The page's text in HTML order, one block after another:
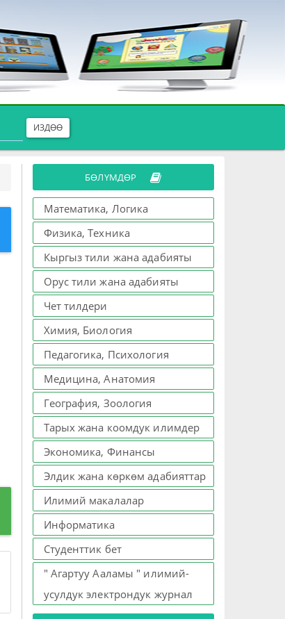
ИЗДӨӨ
БӨЛҮМДӨР
Математика, Логика
Физика, Техника
Кыргыз тили жана адабияты
Орус тили жана адабияты
Чет тилдери
Химия, Биология
Педагогика, Психология
Медицина, Анатомия
География, Зоология
Тарых жана коомдук илимдер
Экономика, Финансы
Элдик жана көркөм адабияттар
Илимий макалалар
Информатика
Студенттик бет
" Агартуу Ааламы " илимий-
усулдук электрондук журнал